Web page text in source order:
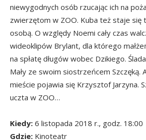
niewygodnych osób rzucając ich na
zwierzętom w ZOO. Kuba też staje się
osobą. O względy Noemi cały czas
wideoklipów Brylant, dla którego
na spłatę długów wobec Dzikiego.
Mały ze swoim siostrzeńcem Szczęką.
mieście pojawia się Krzysztof Jarzyna.
uczta w ZOO…
Kiedy: 6 listopada 2018 r., godz. 18:00
Gdzie: Kinoteatr